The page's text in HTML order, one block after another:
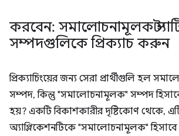
করবেন: সমালোচনামূলক
সম্পদগুলিকে প্রিক্যাচ করুন
প্রিক্যাচিংয়ের জন্য সেরা প্রার্থীগুলি হল
সম্পদ, কিন্তু "সমালোচনামূলক" সম্পদ
হয়? একটি বিকাশকারীর দৃষ্টিকোণ থেকে,
অ্যাপ্লিকেশনটিকে "সমালোচনামূলক" হিসাবে